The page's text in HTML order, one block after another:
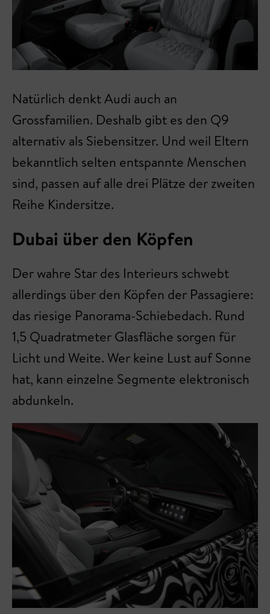
Natürlich denkt Audi auch an
Grossfamilien. Deshalb gibt es den Q9
alternativ als Siebensitzer. Und weil Eltern
bekanntlich selten entspannte Menschen
sind, passen auf alle drei Plätze der zweiten
Reihe Kindersitze.
Dubai über den Köpfen
Der wahre Star des Interieurs schwebt
allerdings über den Köpfen der Passagiere:
das riesige Panorama-Schiebedach. Rund
1,5 Quadratmeter Glasfläche sorgen für
Licht und Weite. Wer keine Lust auf Sonne
hat, kann einzelne Segmente elektronisch
abdunkeln.